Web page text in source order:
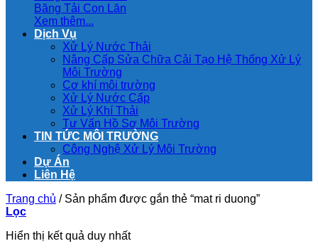
Băng Tải Con Lăn
Xem thêm...
Dịch Vụ
Xử Lý Nước Thải
Nâng Cấp Sửa Chữa Cải Tạo Hệ Thống Xử Lý
Môi Trường
Cơ khí môi trường
Xử Lý Nước Cấp
Xử Lý Khí Thải
Tư Vấn Hồ Sơ Môi Trường
TIN TỨC MÔI TRƯỜNG
Công Nghệ Xử Lý Môi Trường
Dự Án
Liên Hệ
Trang chủ /Sản phẩm được gắn thẻ “mat ri duong”
Lọc
Hiển thị kết quả duy nhất